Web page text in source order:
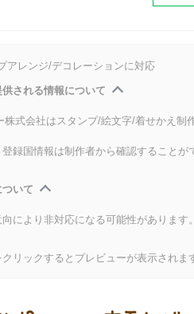
アレンジ/デコレーションに対応
される情報について
株式会社はスタンプ/絵文字/着せかえ制
録国情報は制作者から確認すること
いて
により非対応になる可能性があります
リックするとプレビューが表示されま